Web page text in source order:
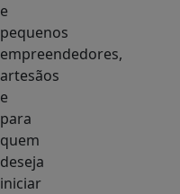
e
pequenos
empreendedores,
artesãos
e
para
quem
deseja
iniciar